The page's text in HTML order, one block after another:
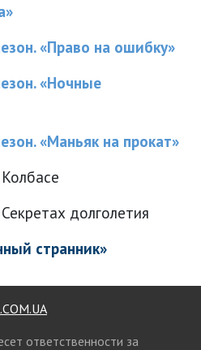
«Право на ошибку»
«Ночные
«Маньяк на прокат»
долголетия
странник»
ответственности за